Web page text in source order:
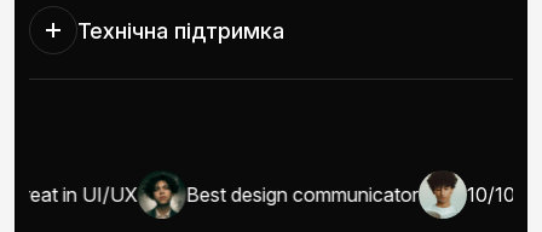
Технічна підтримка
in UI/UX Best design communicator 10/10